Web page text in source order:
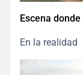
Escena donde
En la realidad